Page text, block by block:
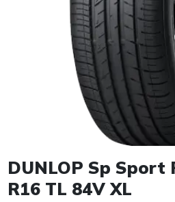
Item 1 of 1
DUNLOP Sp Sport
R16 TL 84V XL